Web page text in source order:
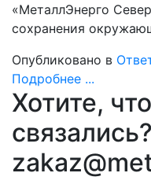
«МеталлЭнерго
сохранения
Опубликовано в
Подробнее ...
Хотите,
связались?